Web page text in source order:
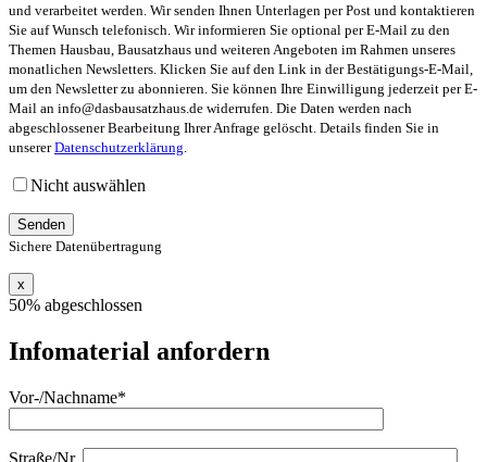
und verarbeitet werden. Wir senden Ihnen Unterlagen per Post und kontaktieren
Sie auf Wunsch telefonisch. Wir informieren Sie optional per E-Mail zu den
Themen Hausbau, Bausatzhaus und weiteren Angeboten im Rahmen unseres
monatlichen Newsletters. Klicken Sie auf den Link in der Bestätigungs-E-Mail,
um den Newsletter zu abonnieren. Sie können Ihre Einwilligung jederzeit per E-
Mail an info@dasbausatzhaus.de widerrufen. Die Daten werden nach
abgeschlossener Bearbeitung Ihrer Anfrage gelöscht. Details finden Sie in
unsererDatenschutzerklärung
Nicht auswählen
Sichere Datenübertragung
x
50% abgeschlossen
Infomaterial anfordern
Vor-/Nachname*
Straße/Nr.